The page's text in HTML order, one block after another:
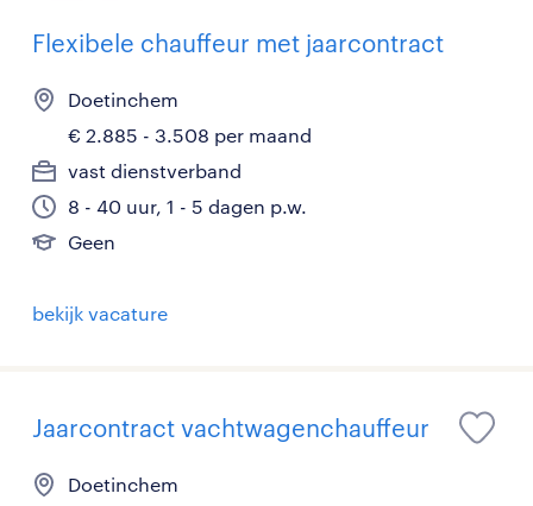
Flexibele chauffeur met jaarcontract
Doetinchem
€ 2.885 - 3.508 per maand
vast dienstverband
8 - 40 uur, 1 - 5 dagen p.w.
Geen
bekijk vacature
Jaarcontract vachtwagenchauffeur
Doetinchem